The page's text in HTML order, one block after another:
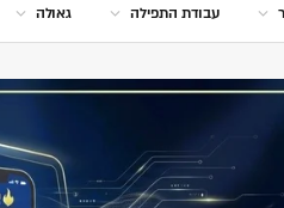
עבודת התפילה גאולה